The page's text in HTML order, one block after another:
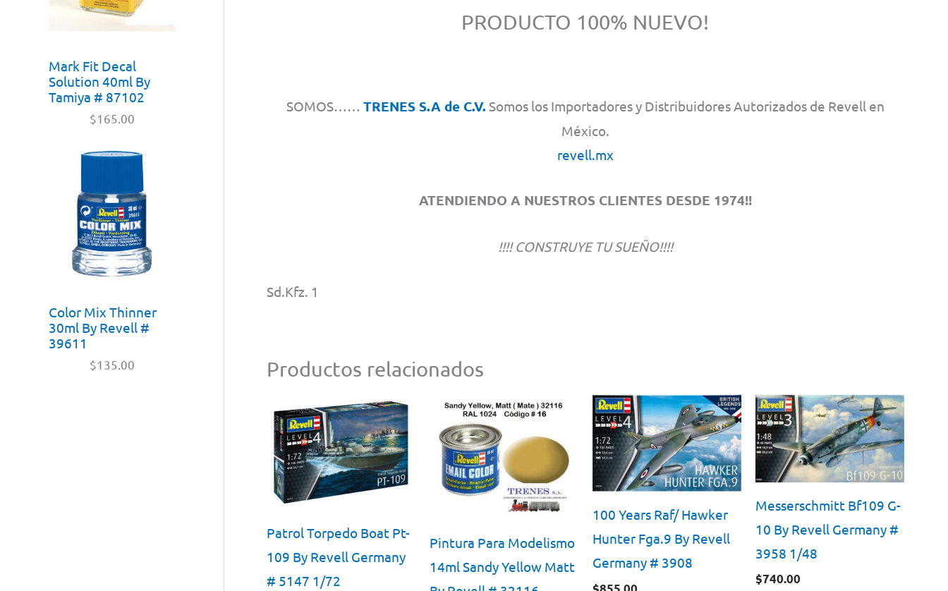
Mark Fit Decal
Solution 40ml By
Tamiya # 87102
$165.00
Color Mix Thinner
30ml By Revell #
39611
$135.00
PRODUCTO 100% NUEVO!
SOMOS…… TRENES S.A de C.V. Somos los Importadores y Distribuidores Autorizados de Revell en
México.
revell.mx
ATENDIENDO A NUESTROS CLIENTES DESDE 1974!!
!!!! CONSTRUYE TU SUEÑO!!!!
Sd.Kfz. 1
Productos relacionados
Patrol Torpedo Boat Pt-
109 By Revell Germany
# 5147 1/72
Pintura Para Modelismo
14ml Sandy Yellow Matt
100 Years Raf/ Hawker
Hunter Fga.9 By Revell
Germany # 3908
Messerschmitt Bf109 G-
10 By Revell Germany #
3958 1/48
$740.00